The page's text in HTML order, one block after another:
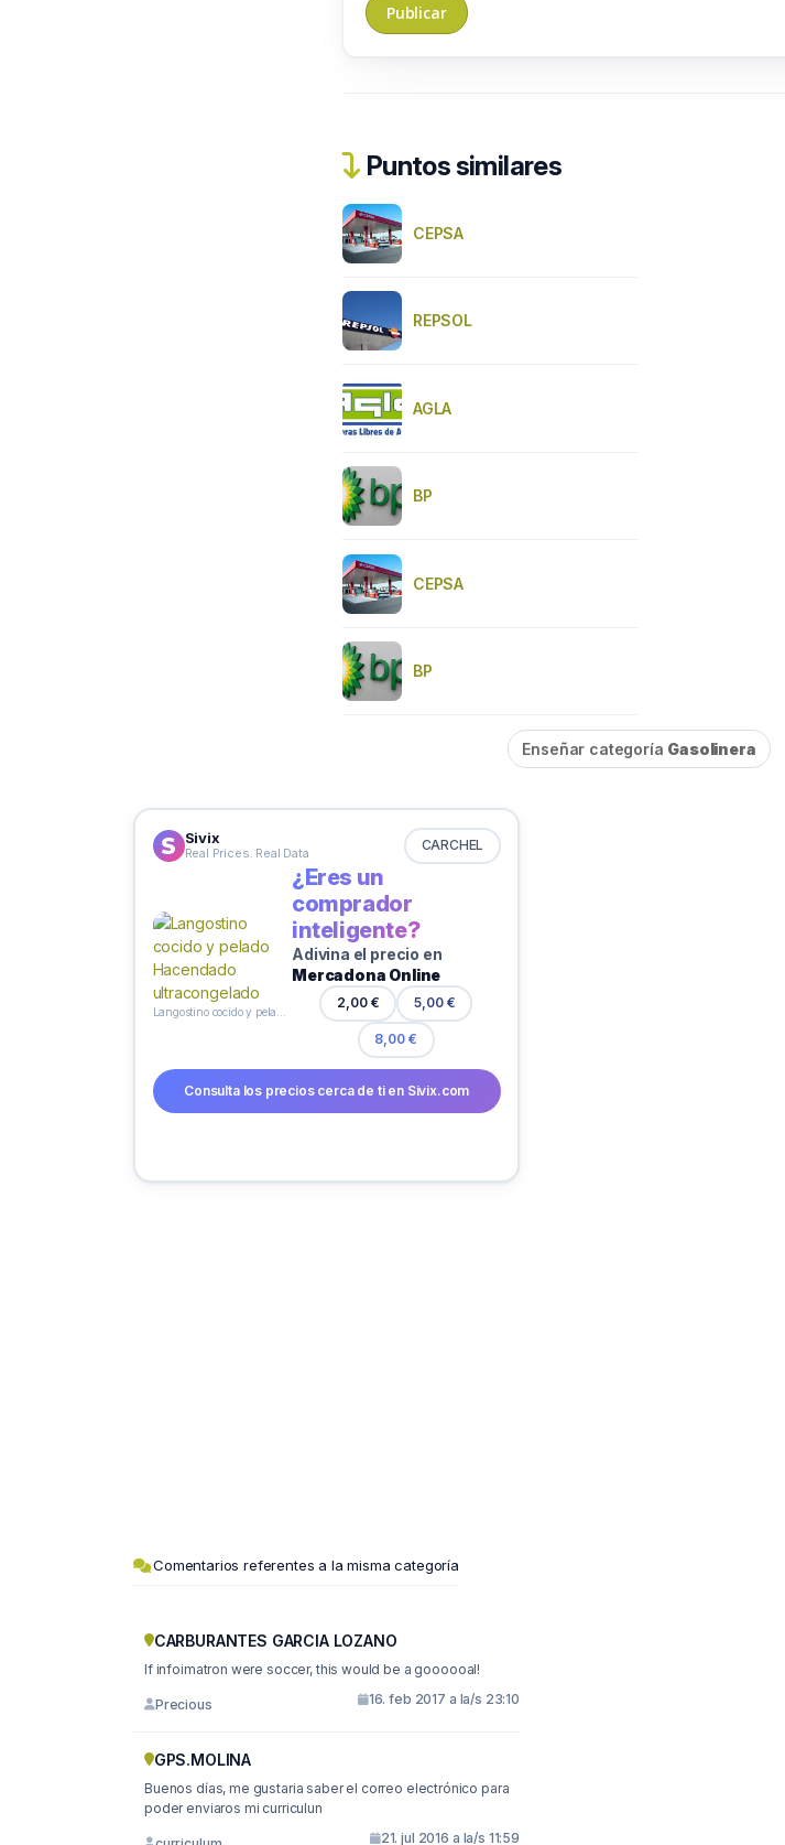
Puntos similares
CEPSA
REPSOL
AGLA
BP
CEPSA
BP
Enseñar categoría Gasolinera
Sivix
Real Prices. Real Data CARCHEL
¿Eres un
comprador
inteligente?
Adivina el precio en
Mercadona Online
2,00 € 5,00 €
8,00 €
Consulta los precios cerca de ti en Sivix.com
Comentarios referentes a la misma categoría
CARBURANTES GARCIA LOZANO
If infoimatron were soccer, this would be a goooooal!
Precious 16. feb 2017 a la/s 23:10
GPS.MOLINA
Buenos días, me gustaria saber el correo electrónico para
poder enviaros mi curriculun
21. jul 2016 a la/s 11:59